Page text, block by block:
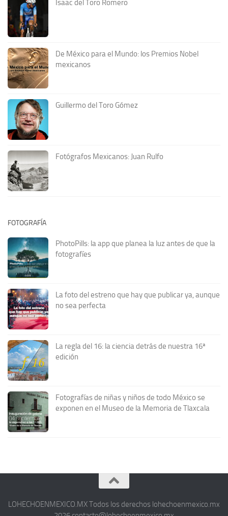
Isaac del Toro Romero
De México para el Mundo: los Premios Nobel
mexicanos
Guillermo del Toro Gómez
Fotógrafos Mexicanos: Juan Rulfo
FOTOGRAFÍA
PhotoPills: la app que planea la luz antes de que la
fotografíes
La foto del estreno que hay que publicar ya, aunque
no sea perfecta
La regla del 16: la ciencia detrás de nuestra 16ª
edición
Fotografías de niñas y niños de todo México se
exponen en el Museo de la Memoria de Tlaxcala
LOHECHOENMEXICO.MX Todos los derechos lohechoenmexico.mx